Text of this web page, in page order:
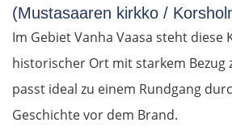
(Mustasaaren kirkko /
Im Gebiet Vanha Vaasa steht diese
historischer Ort mit starkem Bezug
passt ideal zu einem Rundgang
Geschichte vor dem Brand.
Bologna
Rimini